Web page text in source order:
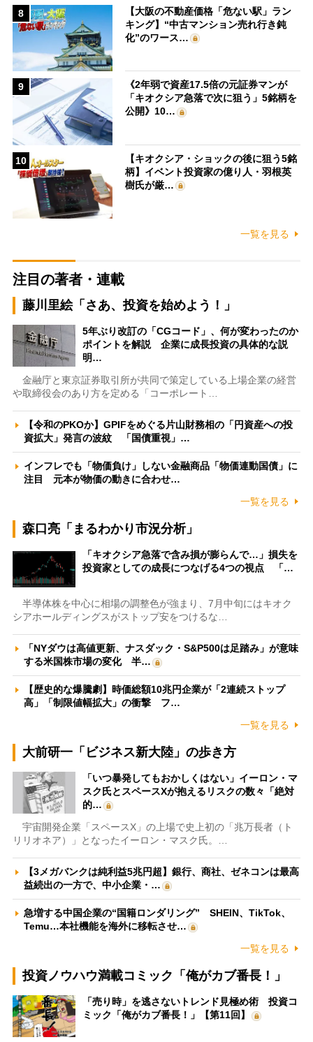
8
【大阪の不動産価格「危ない駅」ラン
キング】“中古マンション売れ行き鈍
化”のワース…
9
《2年弱で資産17.5倍の元証券マンが
「キオクシア急落で次に狙う」5銘柄を
公開》10…
10
【キオクシア・ショックの後に狙う5銘
柄】イベント投資家の億り人・羽根英
樹氏が厳…
一覧を見る
注目の著者・連載
藤川里絵「さあ、投資を始めよう！」
5年ぶり改訂の「CGコード」、何が変わったのか
ポイントを解説 企業に成長投資の具体的な説
明…
金融庁と東京証券取引所が共同で策定している上場企業の経営
や取締役会のあり方を定める「コーポレート…
【令和のPKOか】GPIFをめぐる片山財務相の「円資産への投
資拡大」発言の波紋 「国債重視」…
インフレでも「物価負け」しない金融商品「物価連動国債」に
注目 元本が物価の動きに合わせ…
一覧を見る
森口亮「まるわかり市況分析」
「キオクシア急落で含み損が膨らんで…」損失を
投資家としての成長につなげる4つの視点 「…
半導体株を中心に相場の調整色が強まり、7月中旬にはキオク
シアホールディングスがストップ安をつけるな…
「NYダウは高値更新、ナスダック・S&P500は足踏み」が意味
する米国株市場の変化 半…
【歴史的な爆騰劇】時価総額10兆円企業が「2連続ストップ
高」「制限値幅拡大」の衝撃 フ…
一覧を見る
大前研一「ビジネス新大陸」の歩き方
「いつ暴発してもおかしくはない」イーロン・マ
スク氏とスペースXが抱えるリスクの数々「絶対
的…
宇宙開発企業「スペースX」の上場で史上初の「兆万長者（ト
リリオネア）」となったイーロン・マスク氏。…
【3メガバンクは純利益5兆円超】銀行、商社、ゼネコンは最高
益続出の一方で、中小企業・…
急増する中国企業の“国籍ロンダリング” SHEIN、TikTok、
Temu…本社機能を海外に移転させ…
一覧を見る
投資ノウハウ満載コミック「俺がカブ番長！」
「売り時」を逃さないトレンド見極め術 投資コ
ミック「俺がカブ番長！」【第11回】